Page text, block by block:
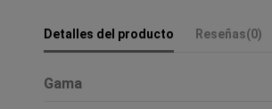
Detalles del producto Reseñas(0)
Gama